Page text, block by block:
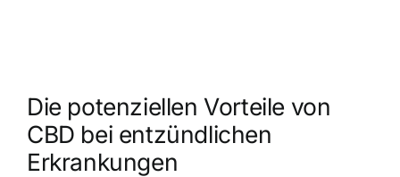
Die potenziellen Vorteile von
CBD bei entzündlichen
Erkrankungen